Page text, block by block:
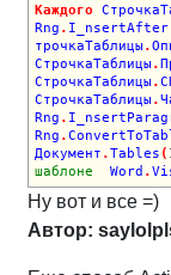
Каждого
Rng . I_nsertAfter
трочкаТаблицы .
СтрочкаТаблицы .
СтрочкаТаблицы .
СтрочкаТаблицы .
Rng .
Rng .
Документ .Tables (
шаблоне
  Word
.
Ну вот и все =)
Автор: